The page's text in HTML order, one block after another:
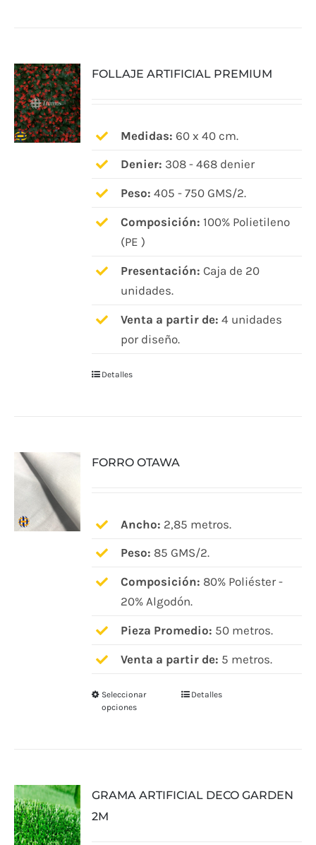
FOLLAJE ARTIFICIAL PREMIUM
Medidas: 60 x 40 cm.
Denier: 308 - 468 denier
Peso: 405 - 750 GMS/2.
Composición: 100% Polietileno
(PE )
Presentación: Caja de 20
unidades.
Venta a partir de: 4 unidades
por diseño.
Detalles
FORRO OTAWA
Ancho: 2,85 metros.
Peso: 85 GMS/2.
Composición: 80% Poliéster -
20% Algodón.
Pieza Promedio: 50 metros.
Venta a partir de: 5 metros.
Seleccionar
opciones
Este
Las
Detalles
GRAMA ARTIFICIAL DECO GARDEN
2M